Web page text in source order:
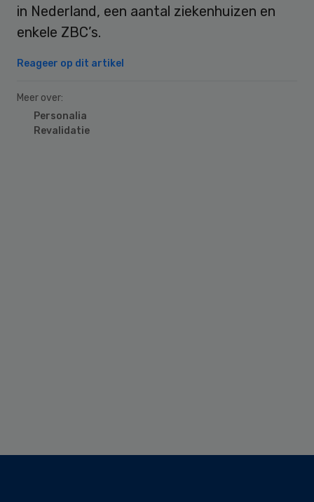
in Nederland, een aantal ziekenhuizen en
enkele ZBC’s.
Reageer op dit artikel
Meer over:
Personalia
Revalidatie